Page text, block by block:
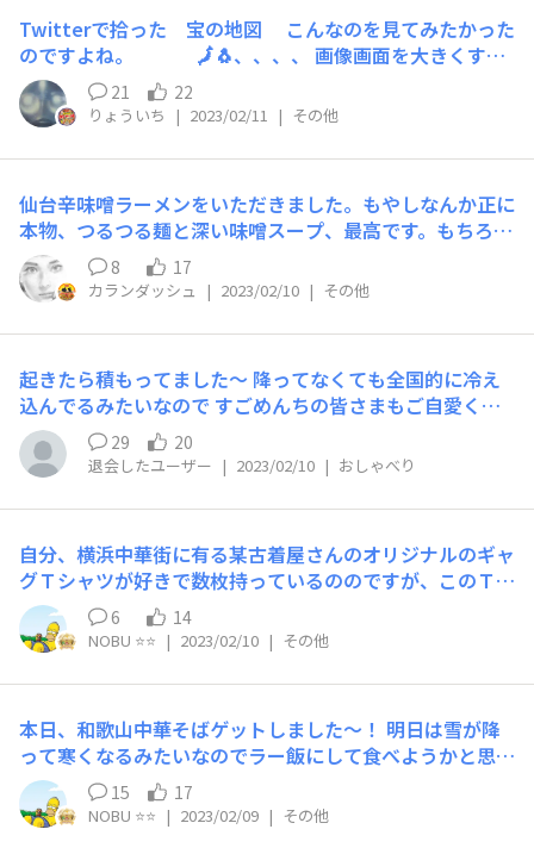
て、凄麺の中細麺はフレーバーに合わせて食感を絶妙に変
えています。 作りかたの違いは校長先生に怒られるので
言えませんが、、 食べ比べてみると 「名古屋台湾ラーメ
ン」の麺は少しソフトでもちもち、「和歌山中華そば」の
います。 そして今回は、 麺を入れ替えて 2 品を食べてみ
ました！…が、、 うーん、やっぱり入れ替える前の方が
スープと相性がいい… … 少しの違いで味や食感が大きく
左右されることを実感しました。 開発者がベストだと思
って世に送り出した商品がやっぱり一番おいしいですね！
みなさんもぜひ「名古屋台湾ラーメン」や「和歌山中華そ
回！ See You Next SUGOMEN !!!
Twitterで拾った 宝の地図 こんなのを見てみたかった
のですよね。 🗾🐧、、、、 画像画面を大きくする
には 画像を長押し Chromeで開くっとここで習っ
たσ(ﾟ∀ﾟ )ｵﾚ
21 22
りょういち | 2023/02/11 | その他
仙台辛味噌ラーメンをいただきました。もやしなんか正に
本物、つるつる麺と深い味噌スープ、最高です。もちろん
リピします。ヤマダイさん美味しいラーメンを作ってくれ
てありがとう。
8 17
カランダッシュ | 2023/02/10 | その他
起きたら積もってました～ 降ってなくても全国的に冷え
込んでるみたいなので すごめんちの皆さまもご自愛くだ
さいませませ
29 20
退会したユーザー | 2023/02/10 | おしゃべり
自分、横浜中華街に有る某古着屋さんのオリジナルのギャ
グＴシャツが好きで数枚持っているののですが、このＴシ
ャツは皆さんどう思います？
6 14
NOBU ⭐️⭐️ | 2023/02/10 | その他
本日、和歌山中華そばゲットしました〜！ 明日は雪が降
って寒くなるみたいなのでラー飯にして食べようかと思い
ます 以前、アイランド食品の銘店伝説で井出商店のラー
メンを食べた事が有るので同じ系列なのか全く違うのかち
ょっと楽しみです
15 17
NOBU ⭐️⭐️ | 2023/02/09 | その他